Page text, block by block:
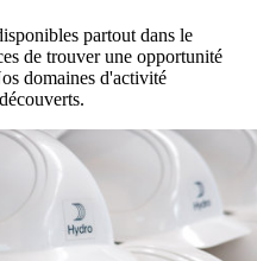
partout dans le
de trouver une opportunité
domaines d'activité